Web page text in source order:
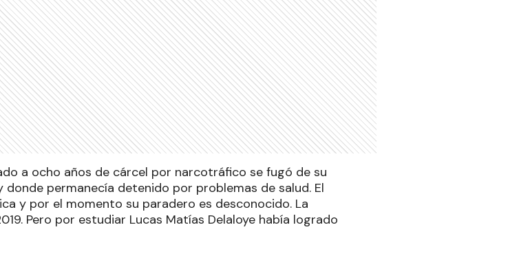
a ocho años de cárcel por narcotráfico se fugó de su
donde permanecía detenido por problemas de salud. El
y por el momento su paradero es desconocido. La
Pero por estudiar Lucas Matías Delaloye había logrado